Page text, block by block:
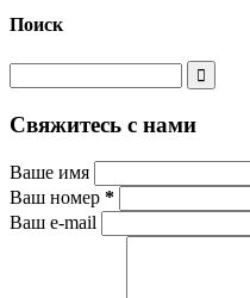
Поиск
Свяжитесь с нами
Ваше имя
Ваш номер *
Ваш e-mail